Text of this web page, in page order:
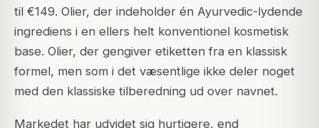
til €149. Olier, der indeholder én Ayurvedic-lydende
ingrediens i en ellers helt konventionel kosmetisk
base. Olier, der gengiver etiketten fra en klassisk
formel, men som i det væsentlige ikke deler noget
med den klassiske tilberedning ud over navnet.
Markedet har udvidet sig hurtigere, end